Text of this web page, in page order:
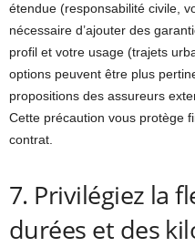
étendue (responsabilité civile,
nécessaire d’ajouter des
profil et votre usage (trajets
options peuvent être plus
propositions des assureurs
Cette précaution vous protège
contrat.
7. Privilégiez la
durées et des